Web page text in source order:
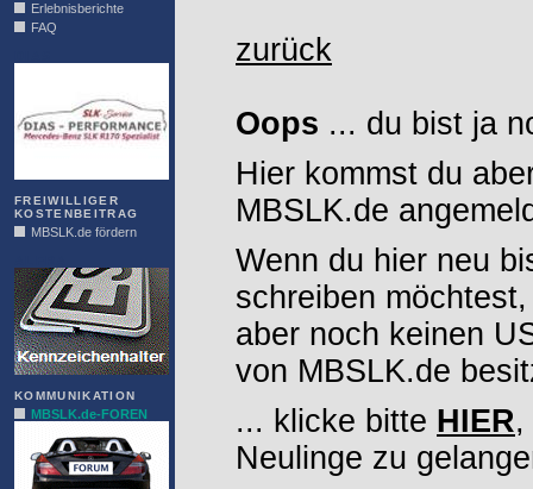
Erlebnisberichte
FAQ
FREIWILLIGER
KOSTENBEITRAG
MBSLK.de fördern
KOMMUNIKATION
MBSLK.de-FOREN
zurück
Oops ... du bist ja
Hier kommst du
MBSLK.de
Wenn du hier neu
schreiben möchtest,
aber noch keinen
von MBSLK.de
... klicke bitte HIER,
Neulinge zu